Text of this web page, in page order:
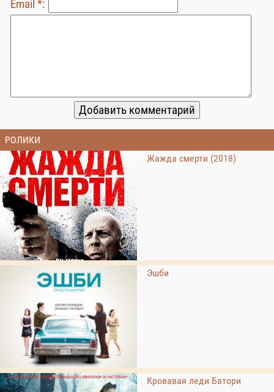
Email *:
РОЛИКИ
Жажда смерти (2018)
Эшби
Кровавая леди Батори